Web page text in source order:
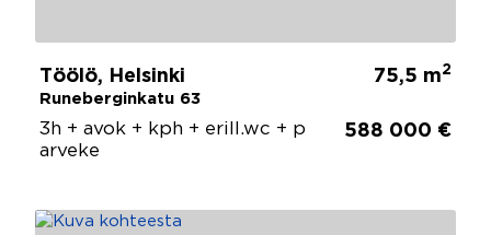
Töölö, Helsinki
Runeberginkatu 63
75,5 m2
3h + avok + kph + erill.wc + p
arveke
588 000 €